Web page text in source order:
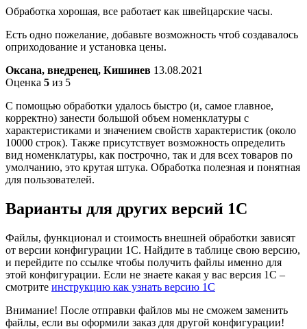
Обработка хорошая, все работает как швейцарские часы.
Есть одно пожелание, добавьте возможность чтоб создавалось
оприходование и установка цены.
Оксана, внедренец, Кишинев 13.08.2021
Оценка 5 из 5
С помощью обработки удалось быстро (и, самое главное,
корректно) занести большой объем номенклатуры с
характеристиками и значением свойств характеристик (около
10000 строк). Также присутствует возможность определить
вид номенклатуры, как построчно, так и для всех товаров по
умолчанию, это крутая штука. Обработка полезная и понятная
для пользователей.
Варианты для других версий 1С
Файлы, функционал и стоимость внешней обработки зависят
от версии конфигурации 1С. Найдите в таблице свою версию,
и перейдите по ссылке чтобы получить файлы именно для
этой конфигурации. Если не знаете какая у вас версия 1С –
смотрите инструкцию как узнать версию 1С
Внимание! После отправки файлов мы не сможем заменить
файлы, если вы оформили заказ для другой конфигурации!